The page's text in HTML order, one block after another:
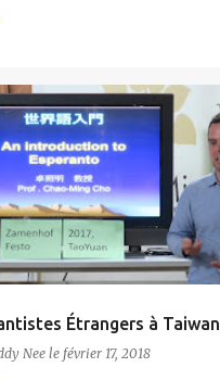
Étrangers à Taiwan
Nee le février 17, 2018